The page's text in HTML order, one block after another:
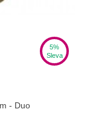
5%
Sleva
- Duo